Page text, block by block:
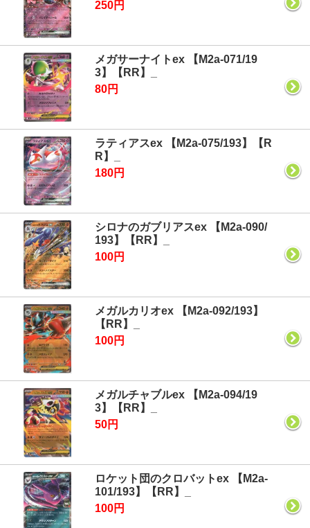
250円
メガサーナイトex 【M2a-071/19
3】【RR】_
80円
ラティアスex 【M2a-075/193】【R
R】_
180円
シロナのガブリアスex 【M2a-090/
193】【RR】_
100円
メガルカリオex 【M2a-092/193】
【RR】_
100円
メガルチャブルex 【M2a-094/19
3】【RR】_
50円
ロケット団のクロバットex 【M2a-
101/193】【RR】_
100円